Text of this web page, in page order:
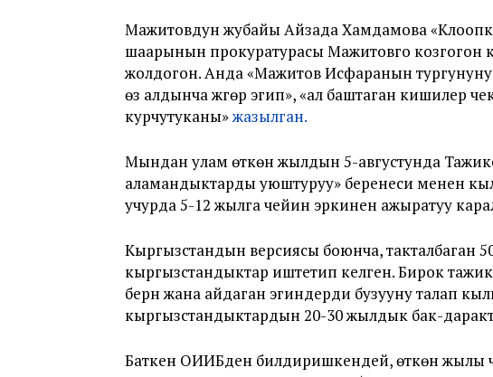
Мажитовдун жубайы Айзада Хамдамова
шаарынын прокуратурасы Мажитовго
жолдогон. Анда «Мажитов Исфаранын
өз алдынча жүгөрү эгип», «ал баштаган кишилер
курчутуканы»жазылган.
Мындан улам өткөн жылдын 5-августунда
аламандыктарды уюштуруу» беренеси менен
учурда 5-12 жылга чейин эркинен ажыратуу
Кыргызстандын версиясы боюнча, такталбаган
кыргызстандыктар иштетип келген. Бирок
берүүнү жана айдаган эгиндерди бузууну талап
кыргызстандыктардын 20-30 жылдык бак-
Баткен ОИИБден билдиришкендей, өткөн жылы